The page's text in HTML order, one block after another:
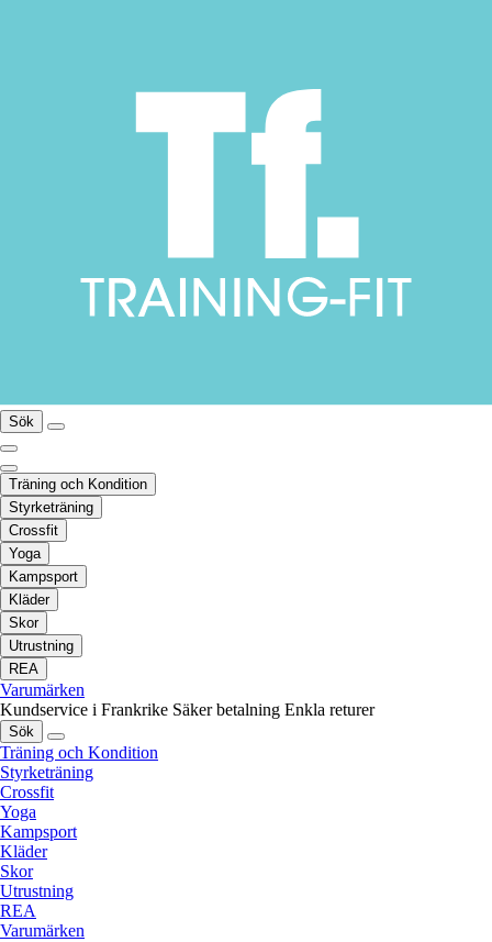
Sök
Träning och Kondition
Styrketräning
Crossfit
Yoga
Kampsport
Kläder
Skor
Utrustning
REA
Varumärken
Kundservice i Frankrike Säker betalning Enkla returer
Sök
Träning och Kondition
Styrketräning
Crossfit
Yoga
Kampsport
Kläder
Skor
Utrustning
REA
Varumärken